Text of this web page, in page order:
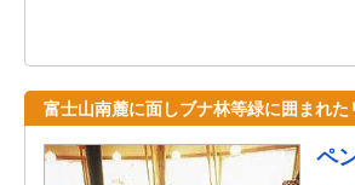
富士山南麓に面しブナ林等緑に囲まれ
ペ